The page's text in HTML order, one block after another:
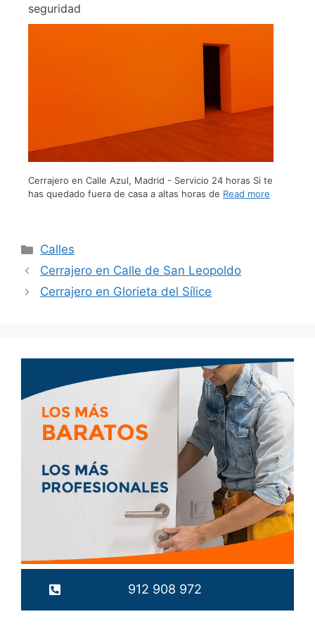
seguridad
Cerrajero en Calle Azul, Madrid - Servicio 24 horas Si te
has quedado fuera de casa a altas horas de Read more
Calles
Cerrajero en Calle de San Leopoldo
Cerrajero en Glorieta del Sílice
912 908 972